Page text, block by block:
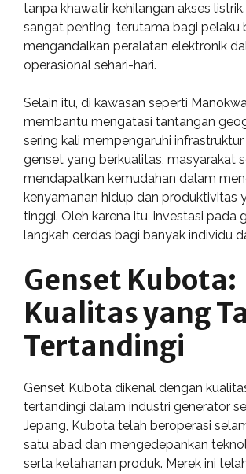
tanpa khawatir kehilangan akses
sangat penting, terutama bagi pelaku
mengandalkan peralatan elektronik
operasional sehari-hari.
Selain itu, di kawasan seperti
membantu mengatasi tantangan
sering kali mempengaruhi infrastruktur
genset yang berkualitas, masyarakat
mendapatkan kemudahan dalam
kenyamanan hidup dan produktivitas
tinggi. Oleh karena itu, investasi pada
langkah cerdas bagi banyak individu
Genset Kubota:
Kualitas yang
Tertandingi
Genset Kubota dikenal dengan
tertandingi dalam industri generator
Jepang, Kubota telah beroperasi
satu abad dan mengedepankan
serta ketahanan produk. Merek ini